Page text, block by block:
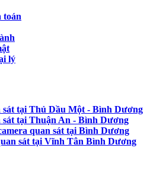
toán
lý
sát tại Thủ Dầu Một - Bình Dương
sát tại Thuận An - Bình Dương
quan sát tại Bình Dương
sát tại Vĩnh Tân Bình Dương